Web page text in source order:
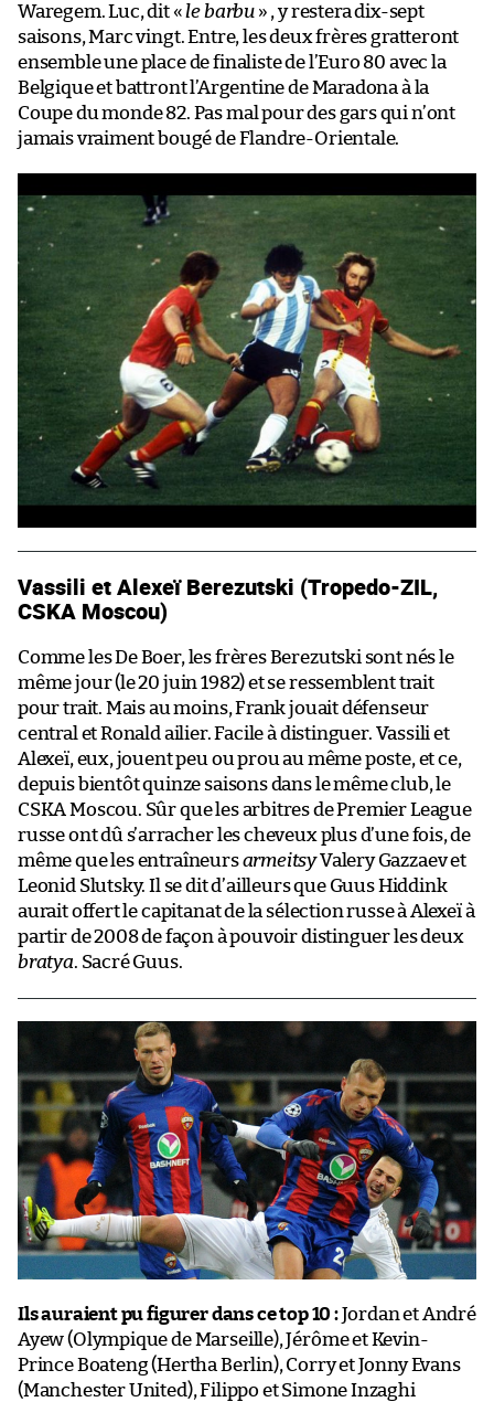
Waregem. Luc, dit « le barbu» , y restera dix-sept
saisons, Marc vingt. Entre, les deux frères gratteront
ensemble une place de finaliste de l’Euro 80 avec la
Belgique et battront l’Argentine de Maradona à la
Coupe du monde 82. Pas mal pour des gars qui n’ont
jamais vraiment bougé de Flandre-Orientale.
Vassili et Alexeï Berezutski (Tropedo-ZIL,
CSKA Moscou)
Comme les De Boer, les frères Berezutski sont nés le
même jour (le 20 juin 1982) et se ressemblent trait
pour trait. Mais au moins, Frank jouait défenseur
central et Ronald ailier. Facile à distinguer. Vassili et
Alexeï, eux, jouent peu ou prou au même poste, et ce,
depuis bientôt quinze saisons dans le même club, le
CSKA Moscou. Sûr que les arbitres de Premier League
russe ont dû s’arracher les cheveux plus d’une fois, de
même que les entraîneursarmeitsyValery Gazzaev et
Leonid Slutsky. Il se dit d’ailleurs que Guus Hiddink
aurait offert le capitanat de la sélection russe à Alexeï à
partir de 2008 de façon à pouvoir distinguer les deux
bratya. Sacré Guus.
Ils auraient pu figurer dans ce top 10 :Jordan et André
Ayew (Olympique de Marseille), Jérôme et Kevin-
Prince Boateng (Hertha Berlin), Corry et Jonny Evans
(Manchester United), Filippo et Simone Inzaghi